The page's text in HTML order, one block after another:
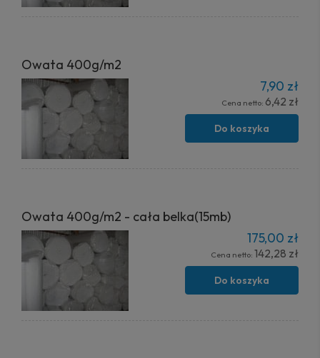
Owata 400g/m2
7,90 zł
Cena netto: 6,42 zł
Do koszyka
Owata 400g/m2 - cała belka(15mb)
175,00 zł
Cena netto: 142,28 zł
Do koszyka